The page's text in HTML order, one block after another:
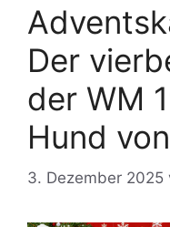
Der
der WM
Hund
3. Dezember 2025